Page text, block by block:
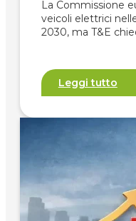
La Commissione
veicoli elettrici
2030, ma T&E
Leggi tutto